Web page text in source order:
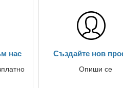
нас Създайте нов
Опиши се